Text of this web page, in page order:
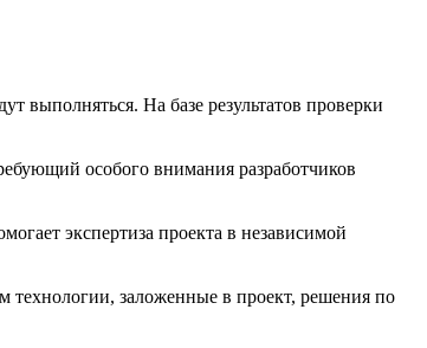
выполняться. На базе результатов проверки
особого внимания разработчиков
экспертиза проекта в независимой
технологии, заложенные в проект, решения по